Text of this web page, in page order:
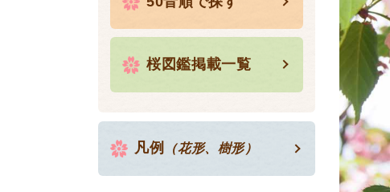
桜図鑑掲載一覧
凡例 （花形、樹形）